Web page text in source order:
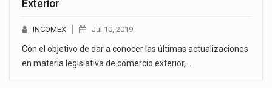
Exterior
INCOMEX Jul 10, 2019
Con el objetivo de dar a conocer las últimas actualizaciones
en materia legislativa de comercio exterior,…